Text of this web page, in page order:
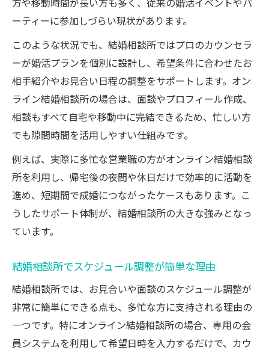
方や移動時間が長い方も多く、従来の婚活イベントやパ
ーティーに参加しづらい現状があります。
このような状況でも、結婚相談所ではプロのカウンセラ
ーが婚活プランを個別に設計し、希望条件に合わせたお
相手紹介やお見合い日程の調整をサポートします。オン
ライン結婚相談所の場合は、面談やプロフィール作成、
相談もすべて自宅や移動中に完結できるため、忙しい方
でも隙間時間を活用しやすい仕組みです。
例えば、実際に多忙な営業職の方がオンライン結婚相談
所を利用し、帰宅後の夜間や休日だけで効率的に活動を
進め、短期間で成婚につながったケースもあります。こ
うしたサポート体制が、結婚相談所の大きな強みとなっ
ています。
結婚相談所でスケジュール調整が簡単な理由
結婚相談所では、お見合いや面談のスケジュール調整が
非常に簡単にできる点も、多忙な方に支持される理由の
一つです。特にオンライン結婚相談所の場合、専用の会
員システムを利用して希望日時を入力するだけで、カウ